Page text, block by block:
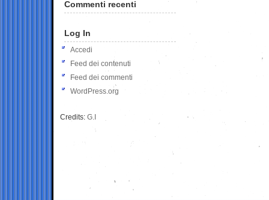
Commenti recenti
Log In
Accedi
Feed dei contenuti
Feed dei commenti
WordPress.org
Credits: G.I